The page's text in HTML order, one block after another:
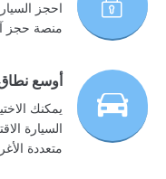
احجز
منصة حجز
أوسع
يمكنك
السيارة
متعددة